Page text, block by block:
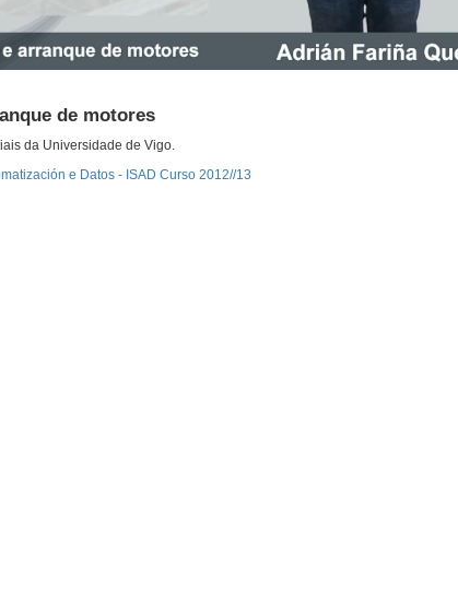
de motores
da Universidade de Vigo.
e Datos - ISAD Curso 2012//13